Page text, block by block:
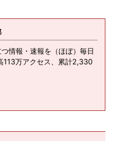
情報・速報を（ほぼ）毎日
113万アクセス、累計2,330